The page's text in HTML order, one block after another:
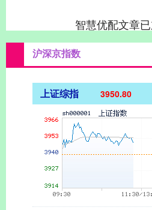
智慧优配文章
沪深京指数
上证综指 3950.80